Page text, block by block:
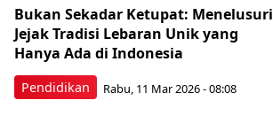
Pendidikan
Bukan Sekadar Ketupat: Menelusuri
Jejak Tradisi Lebaran Unik yang
Hanya Ada di Indonesia
Rabu, 11 Mar 2026 - 08:08